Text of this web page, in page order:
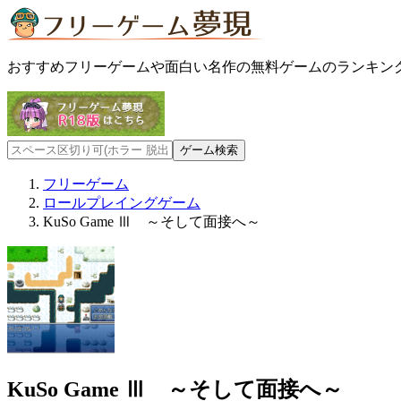
おすすめフリーゲームや面白い名作の無料ゲームのランキン
フリーゲーム
ロールプレイングゲーム
KuSo Game Ⅲ ～そして面接へ～
KuSo Game Ⅲ ～そして面接へ～